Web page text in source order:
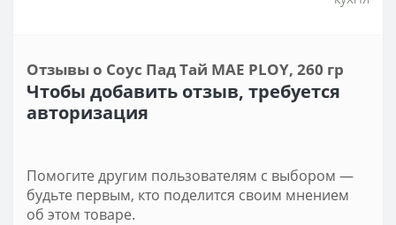
Отзывы о Соус Пад Тай MAE PLOY, 260 гр
Чтобы добавить отзыв, требуется
авторизация
Помогите другим пользователям с выбором —
будьте первым, кто поделится своим мнением
об этом товаре.